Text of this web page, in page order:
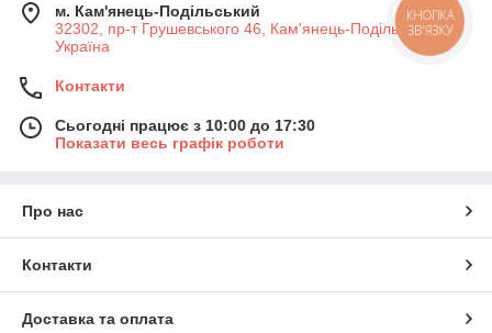
м. Кам'янець-Подільський
32302, пр-т Грушевського 46, Кам'янець-Подільський,
Україна
Контакти
Сьогодні працює з 10:00 до 17:30
Показати весь графік роботи
Про нас
Контакти
Доставка та оплата
КНОПКА
ЗВ'ЯЗКУ